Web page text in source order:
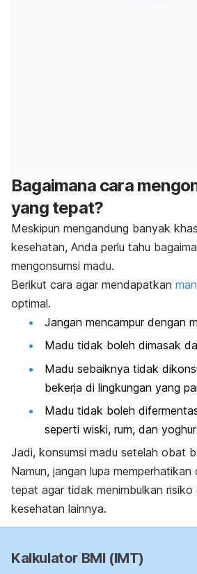
Bagaimana cara
yang tepat?
Meskipun mengandung banyak
kesehatan, Anda perlu tahu
mengonsumsi madu.
Berikut cara agar mendapatkan
optimal.
Jangan mencampur dengan
Madu tidak boleh dimasak
Madu sebaiknya tidak
bekerja di lingkungan yang
Madu tidak boleh
seperti wiski, rum, dan
Jadi, konsumsi madu setelah obat
Namun, jangan lupa memperhatikan
tepat agar tidak menimbulkan risiko
kesehatan lainnya.
Kalkulator BMI (IMT)